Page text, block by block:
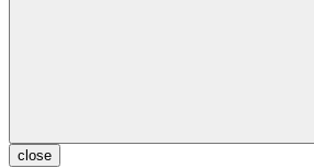
close